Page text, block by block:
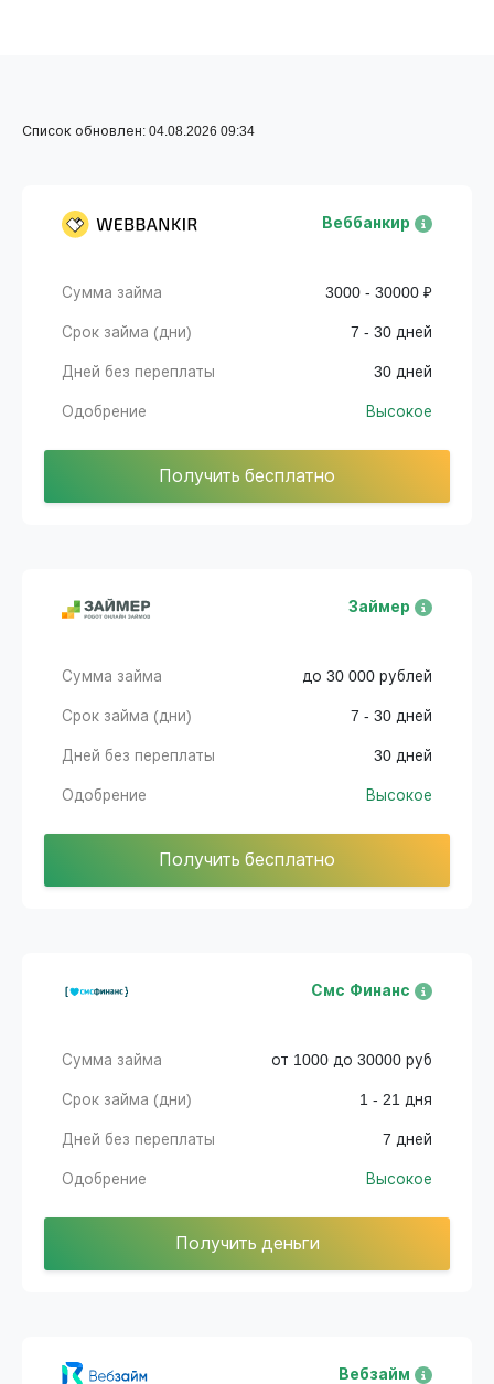
Список обновлен: 04.08.2026 09:34
Веббанкир
Сумма займа 3000 - 30000 ₽
Срок займа (дни) 7 - 30 дней
Дней без переплаты 30 дней
Одобрение Высокое
Получить бесплатно
Займер
Сумма займа до 30 000 рублей
Срок займа (дни) 7 - 30 дней
Дней без переплаты 30 дней
Одобрение Высокое
Получить бесплатно
Смс Финанс
Сумма займа от 1000 до 30000 руб
Срок займа (дни) 1 - 21 дня
Дней без переплаты 7 дней
Одобрение Высокое
Получить деньги
Вебзайм